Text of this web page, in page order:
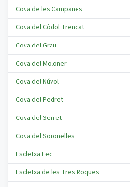
Cova de les Campanes
Cova del Còdol Trencat
Cova del Grau
Cova del Moloner
Cova del Núvol
Cova del Pedret
Cova del Serret
Cova del Soronelles
Escletxa Fec
Escletxa de les Tres Roques